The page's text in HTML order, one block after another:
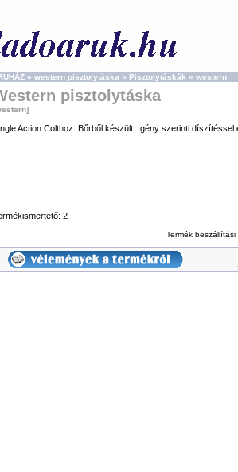
» western pisztolytáska » Pisztolytáskák » western
pisztolytáska
Action Colthoz. Bőrből készült. Igény szerinti
2
Termék